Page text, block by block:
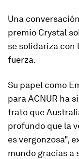
Una
premio Crystal
se solidariza con
fuerza.
Su papel como
para ACNUR ha
trato que
profundo que la
es vergonzosa",
mundo gracias a